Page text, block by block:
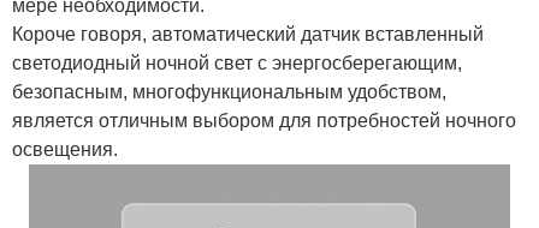
мере необходимости.
Короче говоря, автоматический датчик вставленный
светодиодный ночной свет с энергосберегающим,
безопасным, многофункциональным удобством,
является отличным выбором для потребностей ночного
освещения.